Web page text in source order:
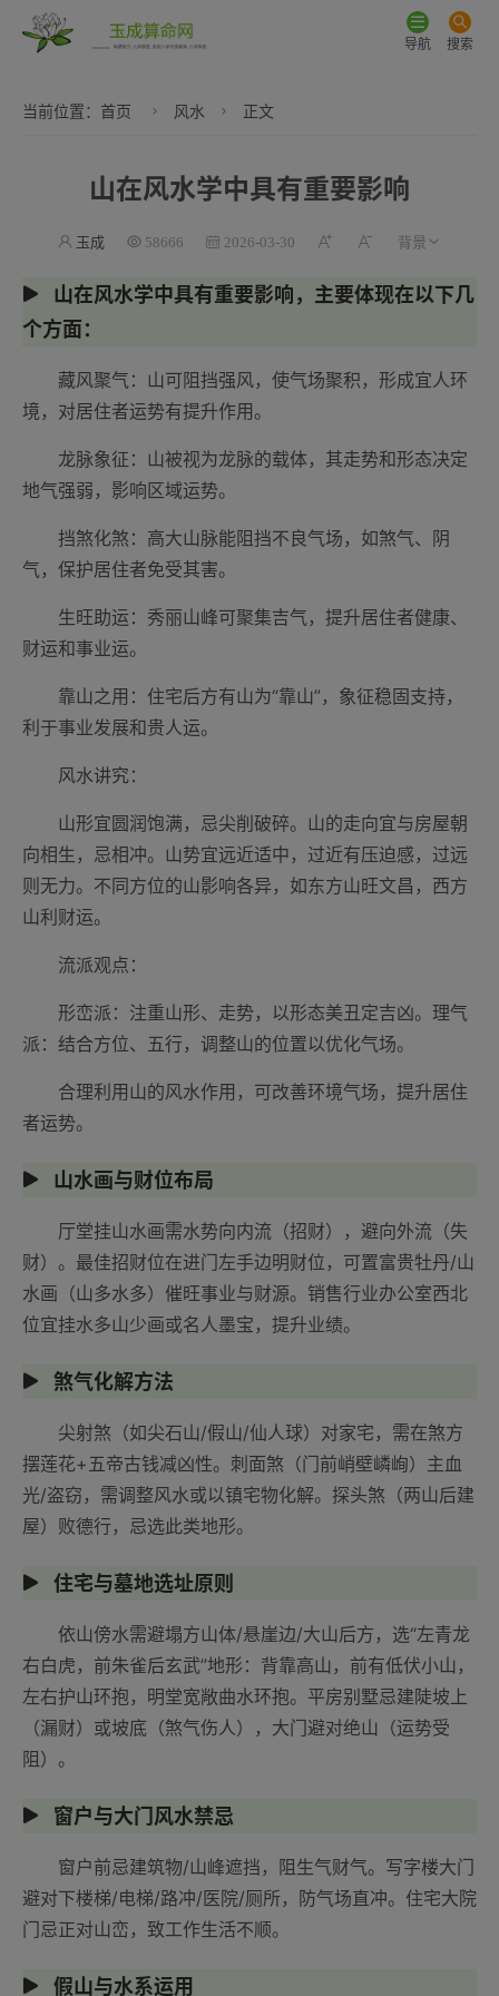
导航 搜索
当前位置： 首页 风水 正文
山在风水学中具有重要影响
玉成 58666 2026-03-30
山在风水学中具有重要影响，主要体现在以下几
个方面：
藏风聚气：山可阻挡强风，使气场聚积，形成宜人环
境，对居住者运势有提升作用。
龙脉象征：山被视为龙脉的载体，其走势和形态决定
地气强弱，影响区域运势。
挡煞化煞：高大山脉能阻挡不良气场，如煞气、阴
气，保护居住者免受其害。
生旺助运：秀丽山峰可聚集吉气，提升居住者健康、
财运和事业运。
靠山之用：住宅后方有山为“靠山”，象征稳固支持，
利于事业发展和贵人运。
风水讲究：
山形宜圆润饱满，忌尖削破碎。山的走向宜与房屋朝
向相生，忌相冲。山势宜远近适中，过近有压迫感，过远
则无力。不同方位的山影响各异，如东方山旺文昌，西方
山利财运。
流派观点：
形峦派：注重山形、走势，以形态美丑定吉凶。理气
派：结合方位、五行，调整山的位置以优化气场。
合理利用山的风水作用，可改善环境气场，提升居住
者运势。
山水画与财位布局
厅堂挂山水画需水势向内流（招财），避向外流（失
财）。最佳招财位在进门左手边明财位，可置富贵牡丹/山
水画（山多水多）催旺事业与财源。销售行业办公室西北
位宜挂水多山少画或名人墨宝，提升业绩。
煞气化解方法
尖射煞（如尖石山/假山/仙人球）对家宅，需在煞方
摆莲花+五帝古钱减凶性。刺面煞（门前峭壁嶙峋）主血
光/盗窃，需调整风水或以镇宅物化解。探头煞（两山后建
屋）败德行，忌选此类地形。
住宅与墓地选址原则
依山傍水需避塌方山体/悬崖边/大山后方，选“左青龙
右白虎，前朱雀后玄武”地形：背靠高山，前有低伏小山，
左右护山环抱，明堂宽敞曲水环抱。平房别墅忌建陡坡上
（漏财）或坡底（煞气伤人），大门避对绝山（运势受
阻）。
窗户与大门风水禁忌
窗户前忌建筑物/山峰遮挡，阻生气财气。写字楼大门
避对下楼梯/电梯/路冲/医院/厕所，防气场直冲。住宅大院
门忌正对山峦，致工作生活不顺。
假山与水系运用